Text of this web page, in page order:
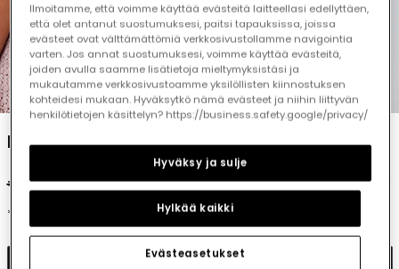
1 2 3 4 5
Pink cotton top
€32.95 €16.45
*Discount applied to season price
Ilmoitamme, että voimme käyttää evästeitä laitteellasi edellyttäen,
että olet antanut suostumuksesi, paitsi tapauksissa, joissa
evästeet ovat välttämättömiä verkkosivustollamme navigointia
varten. Jos annat suostumuksesi, voimme käyttää evästeitä,
joiden avulla saamme lisätietoja mieltymyksistäsi ja
mukautamme verkkosivustoamme yksilöllisten kiinnostuksen
kohteidesi mukaan. Hyväksytkö nämä evästeet ja niihin liittyvän
henkilötietojen käsittelyn? https://business.safety.google/privacy/
Evästeasetukset
Hylkää kaikki
Hyväksy ja sulje